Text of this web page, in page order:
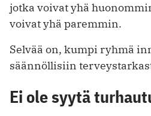
jotka voivat yhä
voivat yhä paremmin.
Selvää on, kumpi ryhmä
säännöllisiin
Ei ole syytä